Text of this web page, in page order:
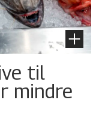
til
mindre